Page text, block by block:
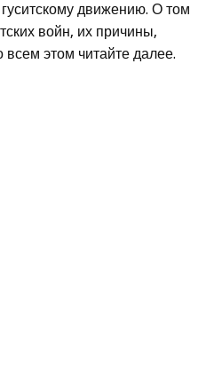
движению. О том
войн, их причины,
всем этом читайте далее.